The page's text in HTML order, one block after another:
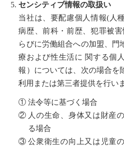
センシティブ情報の取扱い
当社は、要配慮個人情報(人
病歴、前科・前歴、犯罪被
らびに労働組合への加盟、門
療および性生活に 関する個
報）については、次の場合を
利用または第三者提供を行い
① 法令等に基づく場合
② 人の生命、身体又は財産
る場合
③ 公衆衛生の向上又は児童